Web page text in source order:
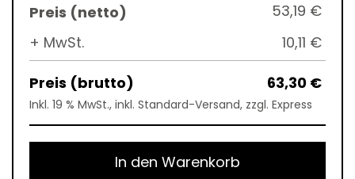
53,19 €
+ MwSt.
10,11 €
63,30 €
Inkl. 19 % MwSt., inkl. Standard-Versand, zzgl. Express
In den Warenkorb